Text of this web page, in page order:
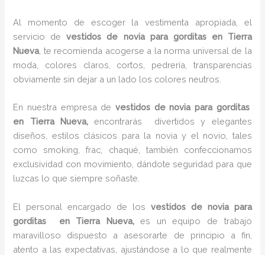
Al momento de escoger la vestimenta apropiada, el
servicio devestidos de novia para gorditas en Tierra
Nueva, te recomienda acogerse a la norma universal de la
moda, colores claros, cortos, pedrería, transparencias
obviamente sin dejar a un lado los colores neutros.
En nuestra empresa de vestidos de novia para gorditas
en Tierra Nueva,encontrarás
divertidos y elegantes
diseños, estilos clásicos para la novia y el novio, tales
como smoking, frac, chaqué, también confeccionamos
exclusividad con movimiento, dándote seguridad para que
luzcas lo que siempre soñaste.
El personal encargado de los vestidos de novia para
gorditas en Tierra Nueva,es un equipo de trabajo
maravilloso dispuesto a asesorarte de principio a fin,
atento a las expectativas, ajustándose a lo que realmente